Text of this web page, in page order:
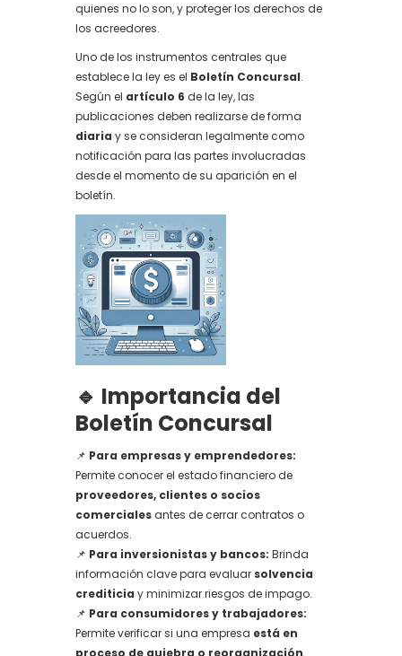
quienes no lo son, y proteger los derechos de
los acreedores.
Uno de los instrumentos centrales que
establece la ley es el Boletín Concursal.
Según el artículo 6 de la ley, las
publicaciones deben realizarse de forma
diaria y se consideran legalmente como
notificación para las partes involucradas
desde el momento de su aparición en el
boletín.
🔹 Importancia del
Boletín Concursal
📌 Para empresas y emprendedores:
Permite conocer el estado financiero de
proveedores, clientes o socios
comercialesantes de cerrar contratos o
acuerdos.
📌 Para inversionistas y bancos: Brinda
información clave para evaluar solvencia
crediticia y minimizar riesgos de impago.
📌 Para consumidores y trabajadores:
Permite verificar si una empresa está en
proceso de quiebra o reorganización